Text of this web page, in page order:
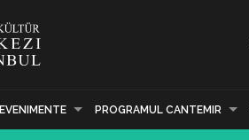
EVENIMENTE PROGRAMUL CANTEMIR